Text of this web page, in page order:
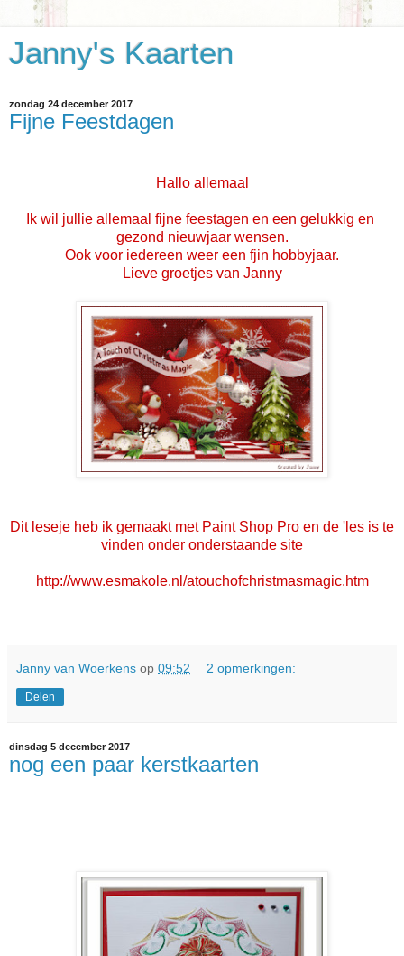
Janny's Kaarten
zondag 24 december 2017
Fijne Feestdagen
Hallo allemaal
Ik wil jullie allemaal fijne feestagen en een gelukkig en
gezond nieuwjaar wensen.
Ook voor iedereen weer een fjin hobbyjaar.
Lieve groetjes van Janny
Dit leseje heb ik gemaakt met Paint Shop Pro en de 'les is te
vinden onder onderstaande site
http://www.esmakole.nl/atouchofchristmasmagic.htm
Janny van Woerkens op 09:52 2 opmerkingen:
Delen
dinsdag 5 december 2017
nog een paar kerstkaarten